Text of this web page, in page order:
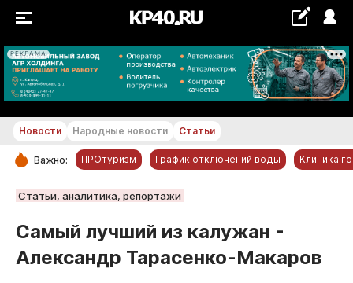
РЕКЛАМА
+22...+23 °С
РУБРИКИ
Обнинск
Новости компаний
Статьи
Новости Народные новости Статьи
Важно: ПРОтуризм График отключений воды Клиника
Статьи, аналитика, репортажи
Самый лучший из калужан -
Александр Тарасенко-Макаров